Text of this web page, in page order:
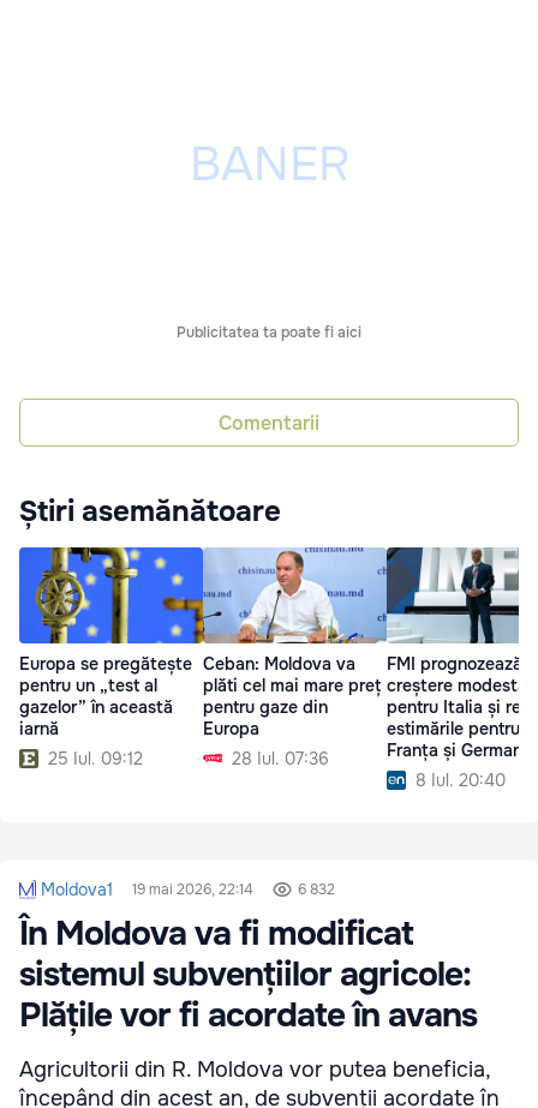
Publicitatea ta poate fi aici
Comentarii
Știri asemănătoare
Europa se pregătește
pentru un „test al
gazelor” în această
iarnă
25 Iul. 09:12
Ceban: Moldova va
plăti cel mai mare preț
pentru gaze din
Europa
28 Iul. 07:36
FMI prognozează o
creștere modestă
pentru Italia și
estimările pentru
Franța și Germania
8 Iul. 20:40
Moldova1 19 mai 2026, 22:14 6 832
În Moldova va fi modificat
sistemul subvențiilor agricole:
Plățile vor fi acordate în avans
Agricultorii din R. Moldova vor putea beneficia,
începând din acest an, de subvenții acordate în